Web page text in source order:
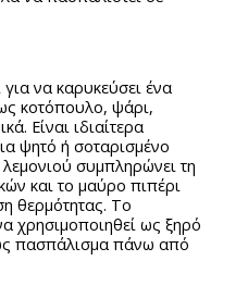
να καρυκεύσει ένα
κοτόπουλο, ψάρι,
Είναι ιδιαίτερα
ψητό ή σοταρισμένο
συμπληρώνει τη
και το μαύρο πιπέρι
θερμότητας. Το
χρησιμοποιηθεί ως ξηρό
πασπάλισμα πάνω από